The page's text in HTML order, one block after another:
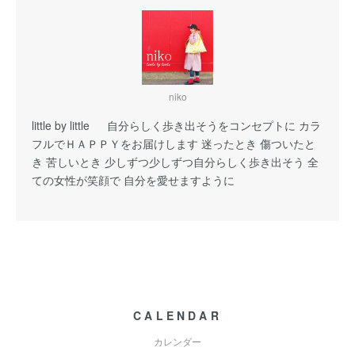
niko
little by little 自分らしく歩き出そうをコンセプトに カラ
フルでＨＡＰＰＹをお届けします 迷ったとき 傷ついたと
き 苦しいとき 少しずつ少しずつ自分らしく歩き出そう 全
ての女性が笑顔で 自分を愛せますように
CALENDAR
カレンダー